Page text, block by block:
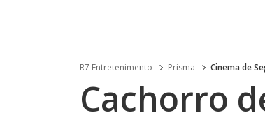
R7 Entretenimento Prisma Cinema de
Cachorro